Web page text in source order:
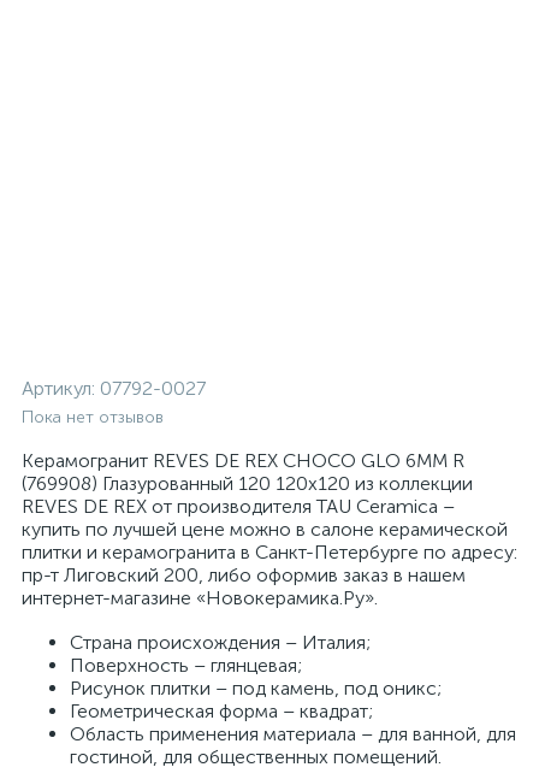
Артикул: 07792-0027
Пока нет отзывов
Керамогранит REVES DE REX CHOCO GLO 6MM R
(769908) Глазурованный 120 120x120 из коллекции
REVES DE REX от производителя TAU Ceramica –
купить по лучшей цене можно в салоне керамической
плитки и керамогранита в Санкт-Петербурге по адресу:
пр-т Лиговский 200, либо оформив заказ в нашем
интернет-магазине «Новокерамика.Ру».
Страна происхождения – Италия;
Поверхность – глянцевая;
Рисунок плитки – под камень, под оникс;
Геометрическая форма – квадрат;
Область применения материала – для ванной, для
гостиной, для общественных помещений.